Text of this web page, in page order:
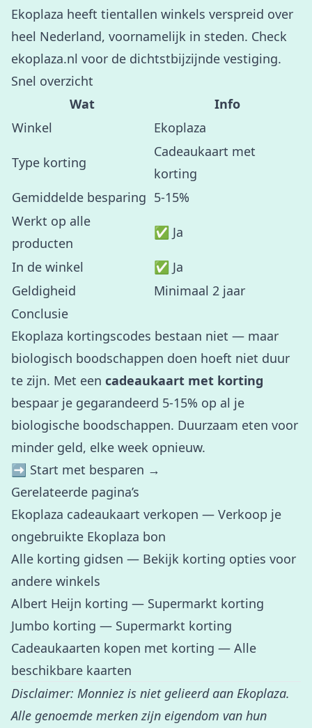
Ekoplaza heeft tientallen winkels verspreid over
heel Nederland, voornamelijk in steden. Check
ekoplaza.nl voor de dichtstbijzijnde vestiging.
Snel overzicht
Wat
Info
Winkel
Ekoplaza
Type korting
Cadeaukaart met
korting
Gemiddelde besparing 5-15%
Werkt op alle
producten
✅ Ja
In de winkel
✅ Ja
Geldigheid
Minimaal 2 jaar
Conclusie
Ekoplaza kortingscodes bestaan niet — maar
biologisch boodschappen doen hoeft niet duur
te zijn. Met een cadeaukaart met korting
bespaar je gegarandeerd 5-15% op al je
biologische boodschappen. Duurzaam eten voor
minder geld, elke week opnieuw.
➡️ Start met besparen →
Gerelateerde pagina’s
Ekoplaza cadeaukaart verkopen — Verkoop je
ongebruikte Ekoplaza bon
Alle korting gidsen — Bekijk korting opties voor
andere winkels
Albert Heijn korting — Supermarkt korting
Jumbo korting — Supermarkt korting
Cadeaukaarten kopen met korting — Alle
beschikbare kaarten
Disclaimer: Monniez is niet gelieerd aan Ekoplaza.
Alle genoemde merken zijn eigendom van hun